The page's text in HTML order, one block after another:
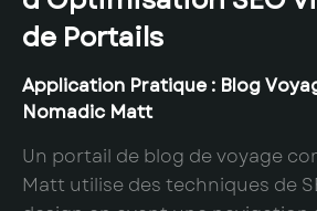
de Portails
Application Pratique : Blog
Nomadic Matt
Un portail de blog de voyage
Matt utilise des techniques de